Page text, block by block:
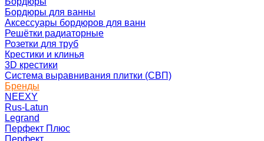
Бордюры для ванны
Аксессуары бордюров для ванн
Решётки радиаторные
Розетки для труб
Крестики и клинья
3D крестики
Система выравнивания плитки (СВП)
Бренды
NEEXY
Rus-Latun
Legrand
Перфект Плюс
Перфект